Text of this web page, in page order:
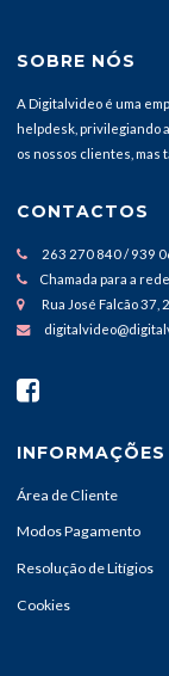
SOBRE NÓS
A Digitalvideo é uma
helpdesk, privilegiando
os nossos clientes,
CONTACTOS
263 270 840 / 939
Chamada para a
Rua José Falcão 37,
INFORMAÇÕES
Área de Cliente
Modos Pagamento
Resolução de Litígios
Cookies